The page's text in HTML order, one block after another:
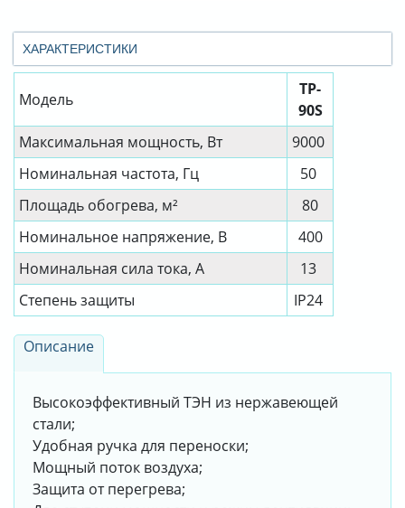
ХАРАКТЕРИСТИКИ
Модель
TP-
90S
Максимальная мощность, Вт
9000
Номинальная частота, Гц
50
Площадь обогрева, м²
80
Номинальное напряжение, В
400
Номинальная сила тока, А
13
Степень защиты
IP24
Описание
Высокоэффективный ТЭН из нержавеющей
стали;
Удобная ручка для переноски;
Мощный поток воздуха;
Защита от перегрева;